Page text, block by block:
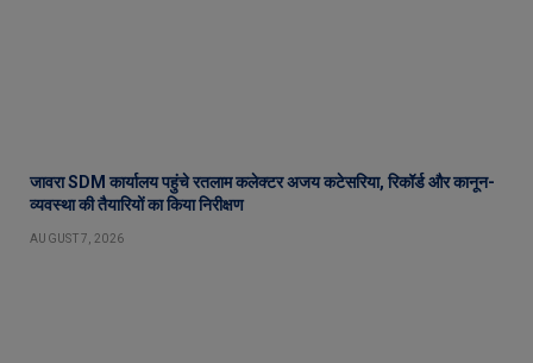
जावरा SDM कार्यालय पहुंचे रतलाम कलेक्टर अजय कटेसरिया, रिकॉर्ड और कानून-
व्यवस्था की तैयारियों का किया निरीक्षण
AUGUST 7, 2026